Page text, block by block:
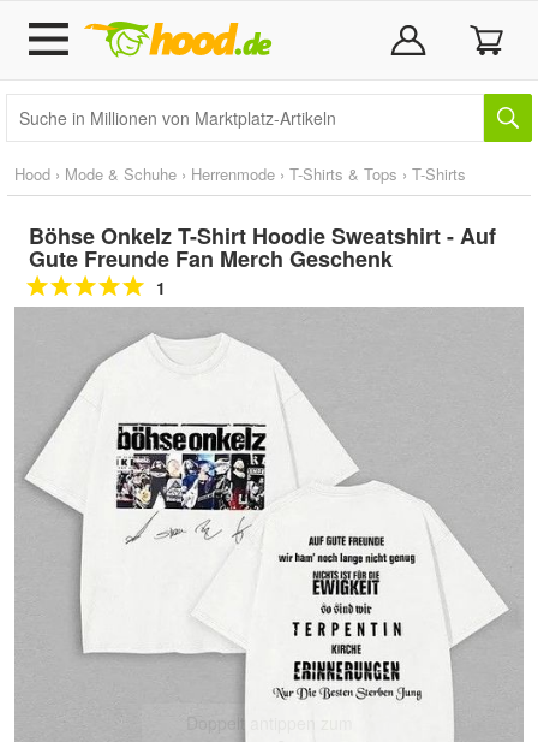
Hood › Mode & Schuhe › Herrenmode › T-Shirts & Tops › T-Shirts
Böhse Onkelz T-Shirt Hoodie Sweatshirt - Auf
Gute Freunde Fan Merch Geschenk
1
Doppelt antippen zum